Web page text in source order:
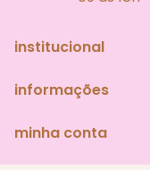
institucional
informações
minha conta